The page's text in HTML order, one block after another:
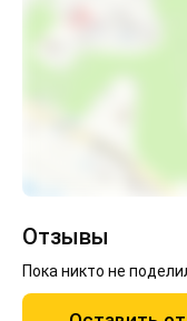
Отзывы
Пока никто не